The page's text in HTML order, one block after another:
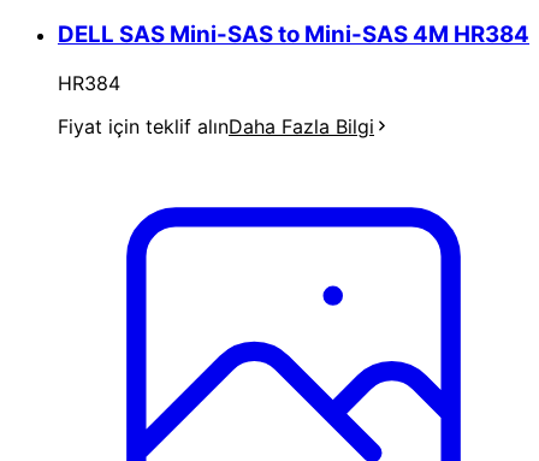
DELL SAS Mini-SAS to Mini-SAS 4M HR384
HR384
Fiyat için teklif alınDaha Fazla Bilgi